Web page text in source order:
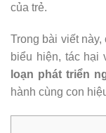
của trẻ.
Trong bài viết
biểu hiện, tác hại
loạn phát triển
hành cùng con